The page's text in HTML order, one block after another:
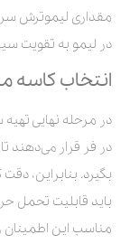
در لیمو به تقویت
انتخاب کاسه
در مرحله نهایی
در فر قرار می‌دهند
بگیرد. بنابراین،
باید قابلیت تحمل
مناسب این